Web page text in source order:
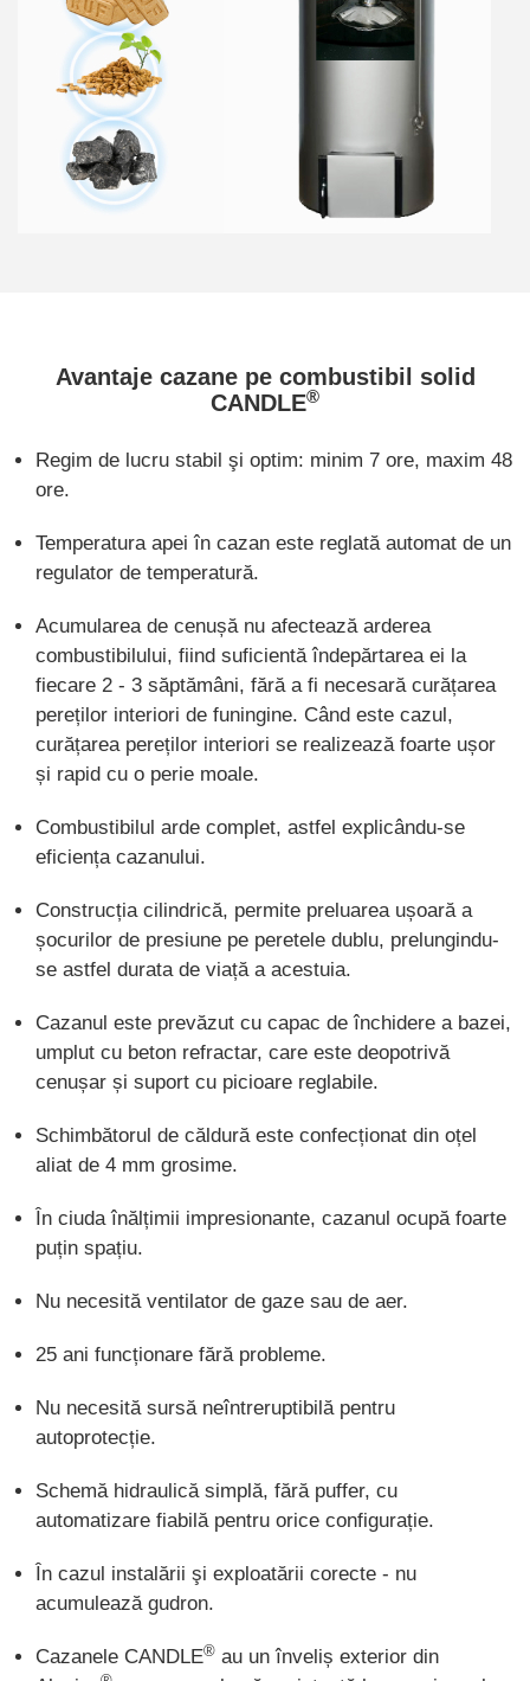
Avantaje cazane pe combustibil solid
CANDLE®
Regim de lucru stabil şi optim: minim 7 ore, maxim 48
ore.
Temperatura apei în cazan este reglată automat de un
regulator de temperatură.
Acumularea de cenușă nu afectează arderea
combustibilului, fiind suficientă îndepărtarea ei la
fiecare 2 - 3 săptămâni, fără a fi necesară curățarea
pereților interiori de funingine. Când este cazul,
curățarea pereților interiori se realizează foarte ușor
și rapid cu o perie moale.
Combustibilul arde complet, astfel explicându-se
eficiența cazanului.
Construcția cilindrică, permite preluarea ușoară a
șocurilor de presiune pe peretele dublu, prelungindu-
se astfel durata de viață a acestuia.
Cazanul este prevăzut cu capac de închidere a bazei,
umplut cu beton refractar, care este deopotrivă
cenușar și suport cu picioare reglabile.
Schimbătorul de căldură este confecționat din oțel
aliat de 4 mm grosime.
În ciuda înălțimii impresionante, cazanul ocupă foarte
puțin spațiu.
Nu necesită ventilator de gaze sau de aer.
25 ani funcționare fără probleme.
Nu necesită sursă neîntreruptibilă pentru
autoprotecție.
Schemă hidraulică simplă, fără puffer, cu
automatizare fiabilă pentru orice configurație.
În cazul instalării şi exploatării corecte - nu
acumulează gudron.
Cazanele CANDLE® au un înveliș exterior din